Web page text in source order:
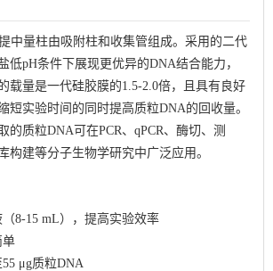
中量柱由吸附柱和收集管组成。采用的二代
低pH条件下展现更优异的DNA结合能力，
载量是一代硅胶膜的1.5-2.0倍，且具有良好
短实验时间的同时提高质粒DNA的回收量。
的质粒DNA可在PCR、qPCR、酶切、测
构建等分子生物学研究中广泛应用。
8-15 mL），提高实验效率
单
μg质粒DNA